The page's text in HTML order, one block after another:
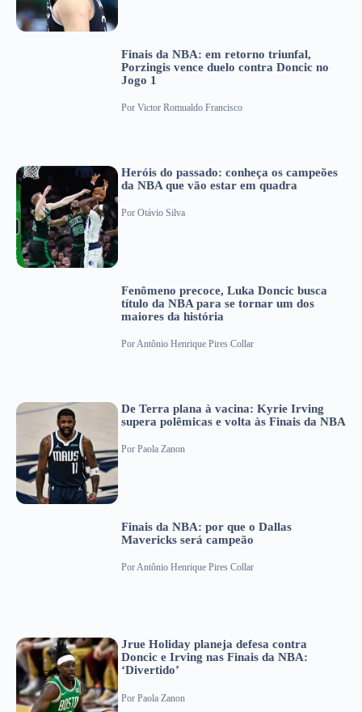
Finais da NBA: em retorno triunfal,
Porzingis vence duelo contra Doncic no
Jogo 1
Por Victor Romualdo Francisco
Heróis do passado: conheça os campeões
da NBA que vão estar em quadra
Por Otávio Silva
Fenômeno precoce, Luka Doncic busca
título da NBA para se tornar um dos
maiores da história
PorAntônio Henrique Pires Collar
De Terra plana à vacina: Kyrie Irving
supera polêmicas e volta às Finais da NBA
Por Paola Zanon
Finais da NBA: por que o Dallas
Mavericks será campeão
PorAntônio Henrique Pires Collar
Jrue Holiday planeja defesa contra
Doncic e Irving nas Finais da NBA:
‘Divertido’
Por Paola Zanon